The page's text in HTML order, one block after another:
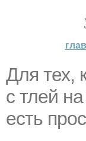
Для тех,
с тлей
есть